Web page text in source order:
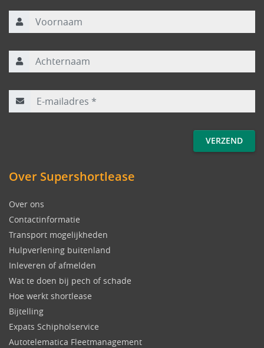
Over Supershortlease
Over ons
Contactinformatie
Transport mogelijkheden
Hulpverlening buitenland
Inleveren of afmelden
Wat te doen bij pech of schade
Hoe werkt shortlease
Bijtelling
Expats Schipholservice
Autotelematica Fleetmanagement